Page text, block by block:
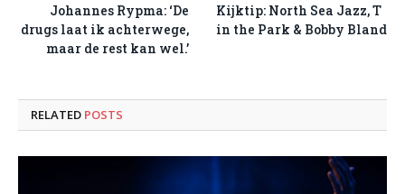
Johannes Rypma: ‘De
drugs laat ik achterwege,
maar de rest kan wel.’
Kijktip: North Sea Jazz, T
in the Park & Bobby Bland
RELATED POSTS